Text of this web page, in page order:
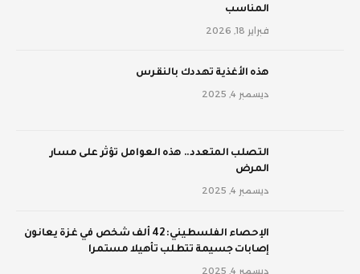
المناسب
فبراير 18, 2026
‫هذه الأغذية تهددك بالنقرس
ديسمبر 4, 2025
‫التصلب المتعدد.. هذه العوامل تؤثر على مسار
المرض
ديسمبر 4, 2025
الإحصاء الفلسطيني: 42 ألف شخص في غزة يعانون
إصابات جسيمة تتطلب تأهيلا مستمرا
ديسمبر 4, 2025